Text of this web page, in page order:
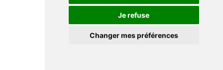
Je refuse
Changer mes préférences